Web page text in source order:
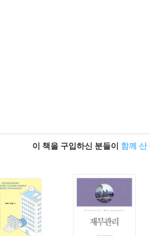
이 책을 구입하신 분들이 함께 산